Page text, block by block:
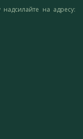
надсилайте на адресу: